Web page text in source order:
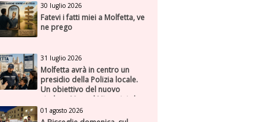
30 luglio 2026
Fatevi i fatti miei a Molfetta, ve
ne prego
31 luglio 2026
Molfetta avrà in centro un
presidio della Polizia locale.
Un obiettivo del nuovo
sindaco Manuel Minervini che
diviene realtà, con la speranza
di maggiore efficienza e
01 agosto 2026